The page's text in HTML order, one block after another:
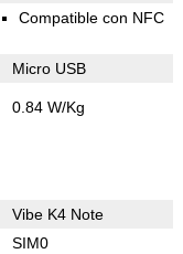
Compatible con NFC
Micro USB
0.84 W/Kg
Vibe K4 Note
SIM0